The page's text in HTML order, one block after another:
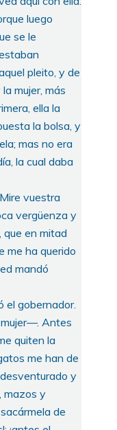
luego
se le
pleito, y de
mujer, más
ella la
la bolsa, y
mas no era
la cual daba
vuestra
vergüenza y
en mitad
me ha querido
mandó
gobernador.
Antes
quiten la
me han de
y
mazos y
de